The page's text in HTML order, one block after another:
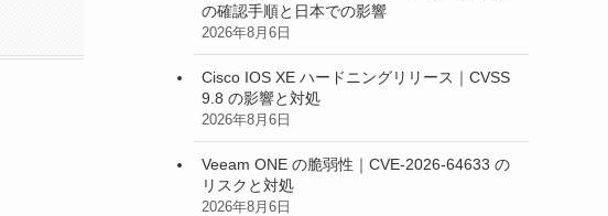
の確認手順と日本での影響
2026年8月6日
Cisco IOS XE ハードニングリリース｜CVSS
9.8 の影響と対処
2026年8月6日
Veeam ONE の脆弱性｜CVE-2026-64633 の
リスクと対処
2026年8月6日